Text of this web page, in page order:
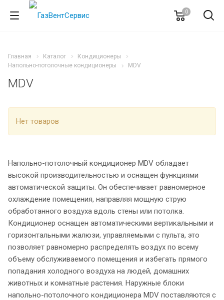
0
Главная Каталог
Кондиционеры
Напольно-потолочные кондиционеры
MDV
MDV
Нет товаров
Напольно-потолочный кондиционер MDV обладает
высокой производительностью и оснащен функциями
автоматической защиты. Он обеспечивает равномерное
охлаждение помещения, направляя мощную струю
обработанного воздуха вдоль стены или потолка.
Кондиционер оснащен автоматическими вертикальными и
горизонтальными жалюзи, управляемыми с пульта, это
позволяет равномерно распределять воздух по всему
объему обслуживаемого помещения и избегать прямого
попадания холодного воздуха на людей, домашних
животных и комнатные растения. Наружные блоки
напольно-потолочного кондиционера MDV поставляются с